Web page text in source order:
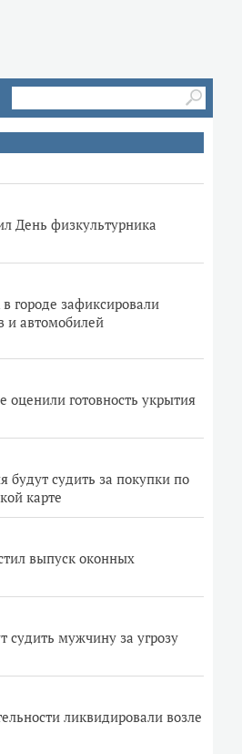
День физкультурника
городе зафиксировали
и автомобилей
оценили готовность укрытия
будут судить за покупки по
карте
выпуск оконных
судить мужчину за угрозу
ликвидировали возле